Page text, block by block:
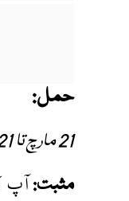
حمل:
21 مارچ تا 21 اپریل
مثبت:آپ